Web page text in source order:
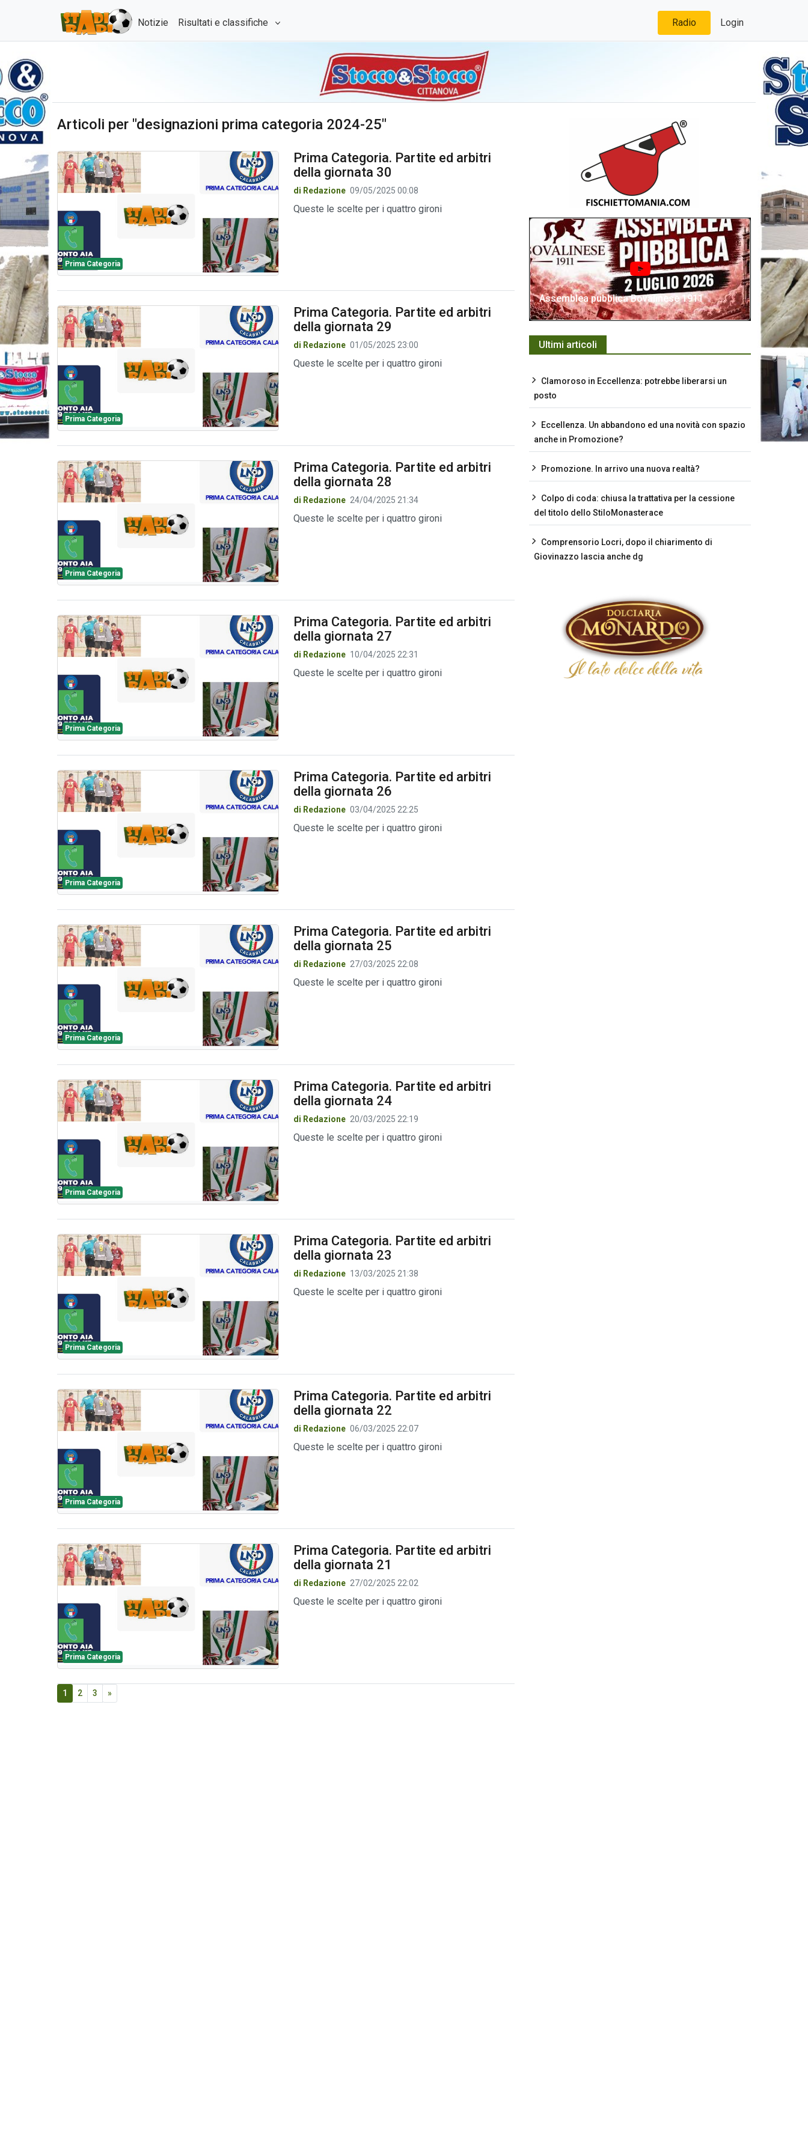
Notizie Risultati e classifiche Radio Login
Articoli per "designazioni prima categoria 2024-25"
Prima Categoria
Prima Categoria. Partite ed arbitri
della giornata 30
di Redazione 09/05/2025 00:08
Queste le scelte per i quattro gironi
Prima Categoria
Prima Categoria. Partite ed arbitri
della giornata 29
di Redazione 01/05/2025 23:00
Queste le scelte per i quattro gironi
Prima Categoria
Prima Categoria. Partite ed arbitri
della giornata 28
di Redazione 24/04/2025 21:34
Queste le scelte per i quattro gironi
Prima Categoria
Prima Categoria. Partite ed arbitri
della giornata 27
di Redazione 10/04/2025 22:31
Queste le scelte per i quattro gironi
Prima Categoria
Prima Categoria. Partite ed arbitri
della giornata 26
di Redazione 03/04/2025 22:25
Queste le scelte per i quattro gironi
Prima Categoria
Prima Categoria. Partite ed arbitri
della giornata 25
di Redazione 27/03/2025 22:08
Queste le scelte per i quattro gironi
Prima Categoria
Prima Categoria. Partite ed arbitri
della giornata 24
di Redazione 20/03/2025 22:19
Queste le scelte per i quattro gironi
Prima Categoria
Prima Categoria. Partite ed arbitri
della giornata 23
di Redazione 13/03/2025 21:38
Queste le scelte per i quattro gironi
Prima Categoria
Prima Categoria. Partite ed arbitri
della giornata 22
di Redazione 06/03/2025 22:07
Queste le scelte per i quattro gironi
Prima Categoria
Prima Categoria. Partite ed arbitri
della giornata 21
di Redazione 27/02/2025 22:02
Queste le scelte per i quattro gironi
1 2 3 »
Assemblea pubblica Bovalinese 1911
Ultimi articoli
Clamoroso in Eccellenza: potrebbe liberarsi un
posto
Eccellenza. Un abbandono ed una novità con spazio
anche in Promozione?
Promozione. In arrivo una nuova realtà?
Colpo di coda: chiusa la trattativa per la cessione
del titolo dello StiloMonasterace
Comprensorio Locri, dopo il chiarimento di
Giovinazzo lascia anche dg